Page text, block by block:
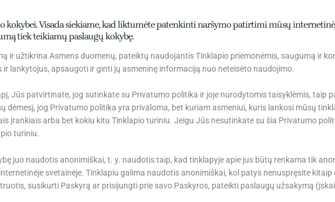
kokybei. Visada siekiame, kad liktumėte patenkinti naršymo patirtimi mūsų
tiek teikiamų paslaugų kokybę.
ir užtikrina Asmens duomenų, pateiktų naudojantis Tinklapio priemonėmis, saugumą ir
lankytojus, apsaugoti ir ginti jų asmeninę informaciją nuo neteisėto naudojimo.
Jūs patvirtinate, jog sutinkate su Privatumo politika ir joje nurodytomis taisyklėmis,
jog Privatumo politika yra privaloma, bet kuriam asmeniui, kuris lankosi mūsų
įrankiais arba bet kokiu kitu Tinklapio turiniu. Jeigu Jūs nesutinkate su šia Privatumo
turiniu.
juo naudotis anonimiškai, t. y. naudotis taip, kad tinklapyje apie jus būtų renkama tik
svetainėje. Tinklapiu galima naudotis anonimiškai, kol patys nenuspręsite
susikurti Paskyrą ar prisijungti prie savo Paskyros, pateikti paslaugų užsakymą